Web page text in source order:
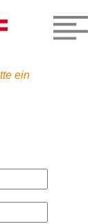
ein